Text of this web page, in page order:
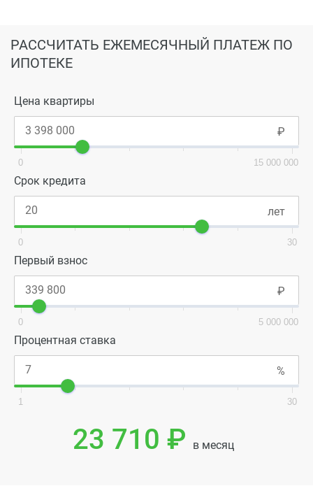
РАССЧИТАТЬ ЕЖЕМЕСЯЧНЫЙ ПЛАТЕЖ ПО
ИПОТЕКЕ
Цена квартиры
0 15 000 000
Срок кредита
0 30
Первый взнос
0 5 000 000
Процентная ставка
1 30
23 710 ₽ в месяц